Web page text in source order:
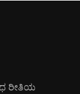
ರೀತಿಯ